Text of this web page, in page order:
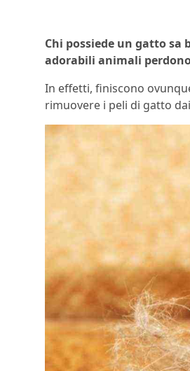
Chi possiede un gatto sa
adorabili animali
In effetti, finiscono
rimuovere i peli di gatto